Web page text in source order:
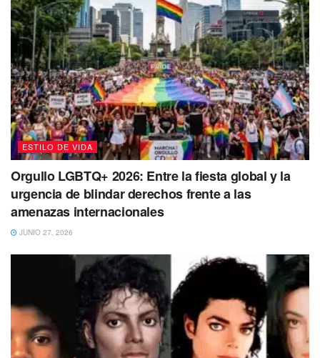
Piscis
Es probable que esta semana estés recordando tus
primeros años de vida, el pasado o asuntos familiares
relevantes, de hecho, es un buen momento para abrir
conversaciones con tu familia. Es muy importante que
sientas que tienes un lugar desde el cual sentirte segura,
contenida, estable y a salvo.
ESTILO DE VIDA
Orgullo LGBTQ+ 2026: Entre la fiesta global y la
urgencia de blindar derechos frente a las
amenazas internacionales
JUNIO 27, 2026